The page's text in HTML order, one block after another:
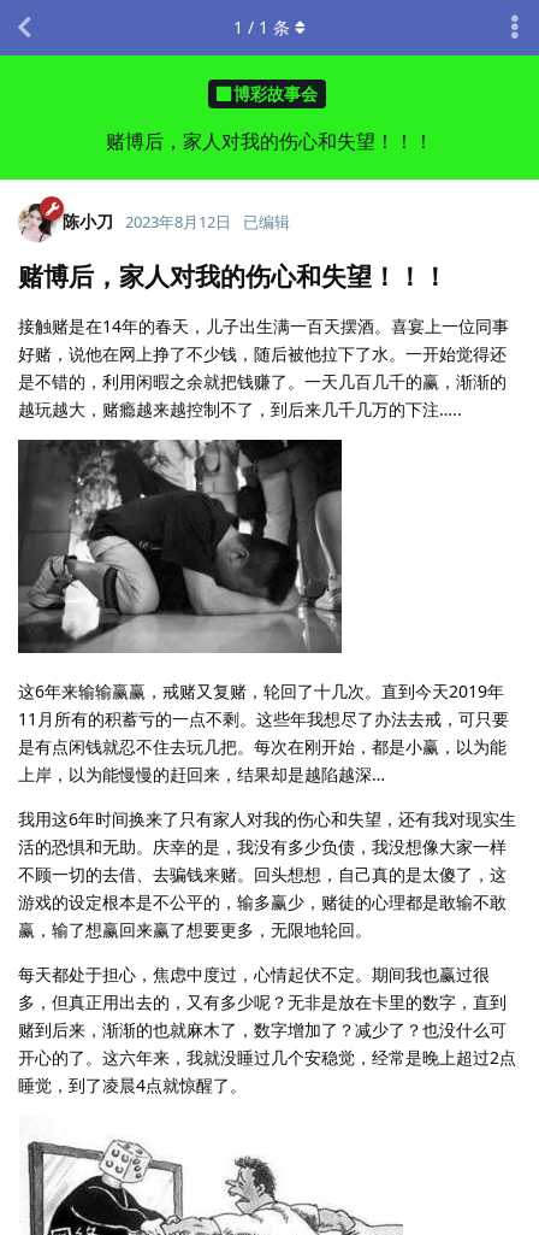
博彩故事会
赌博后，家人对我的伤心和失望！！！
1 / 1 条
陈小刀 2023年8月12日 已编辑
赌博后，家人对我的伤心和失望！！！
接触赌是在14年的春天，儿子出生满一百天摆酒。喜宴上一位同事
好赌，说他在网上挣了不少钱，随后被他拉下了水。一开始觉得还
是不错的，利用闲暇之余就把钱赚了。一天几百几千的赢，渐渐的
越玩越大，赌瘾越来越控制不了，到后来几千几万的下注…..
这6年来输输赢赢，戒赌又复赌，轮回了十几次。直到今天2019年
11月所有的积蓄亏的一点不剩。这些年我想尽了办法去戒，可只要
是有点闲钱就忍不住去玩几把。每次在刚开始，都是小赢，以为能
上岸，以为能慢慢的赶回来，结果却是越陷越深…
我用这6年时间换来了只有家人对我的伤心和失望，还有我对现实生
活的恐惧和无助。庆幸的是，我没有多少负债，我没想像大家一样
不顾一切的去借、去骗钱来赌。回头想想，自己真的是太傻了，这
游戏的设定根本是不公平的，输多赢少，赌徒的心理都是敢输不敢
赢，输了想赢回来赢了想要更多，无限地轮回。
每天都处于担心，焦虑中度过，心情起伏不定。期间我也赢过很
多，但真正用出去的，又有多少呢？无非是放在卡里的数字，直到
赌到后来，渐渐的也就麻木了，数字增加了？减少了？也没什么可
开心的了。这六年来，我就没睡过几个安稳觉，经常是晚上超过2点
睡觉，到了凌晨4点就惊醒了。